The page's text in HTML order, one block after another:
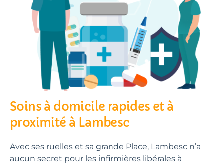
Soins à domicile rapides et à
proximité à Lambesc
Avec ses ruelles et sa grande Place, Lambesc n’a
aucun secret pour les infirmières libérales à